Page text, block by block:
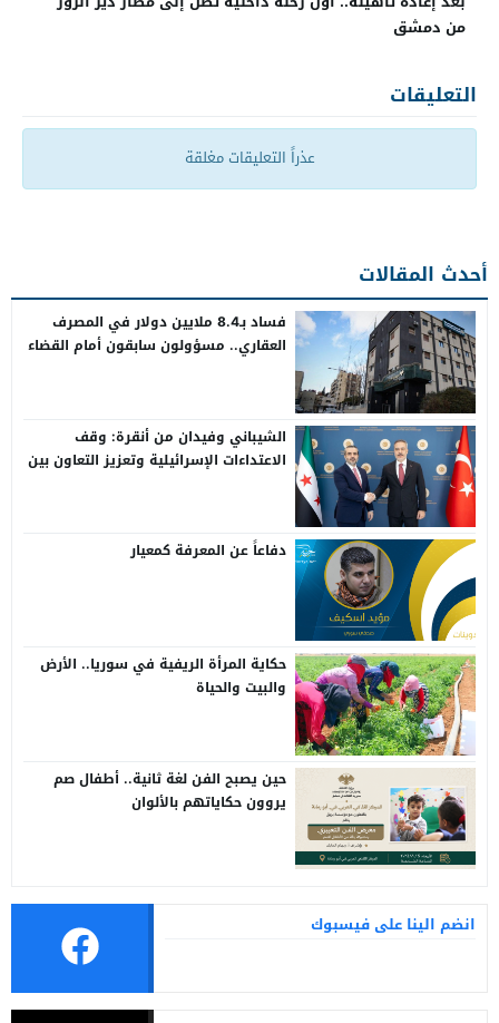
من دمشق
التعليقات
عذراً التعليقات مغلقة
أحدث المقالات
فساد بـ8.4 ملايين دولار في المصرف
العقاري.. مسؤولون سابقون أمام القضاء
الشيباني وفيدان من أنقرة: وقف
الاعتداءات الإسرائيلية وتعزيز التعاون بين
دفاعاً عن المعرفة كمعيار
حكاية المرأة الريفية في سوريا.. الأرض
والبيت والحياة
حين يصبح الفن لغة ثانية.. أطفال صم
يروون حكاياتهم بالألوان
انضم الينا على فيسبوك